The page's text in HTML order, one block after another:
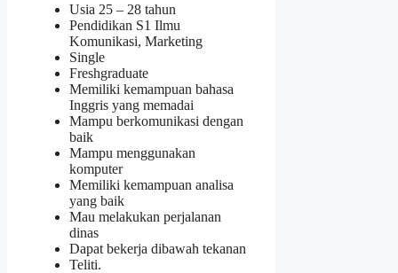
Usia 25 – 28 tahun
Pendidikan S1 Ilmu
Komunikasi, Marketing
Single
Freshgraduate
Memiliki kemampuan bahasa
Inggris yang memadai
Mampu berkomunikasi dengan
baik
Mampu menggunakan
komputer
Memiliki kemampuan analisa
yang baik
Mau melakukan perjalanan
dinas
Dapat bekerja dibawah tekanan
Teliti.